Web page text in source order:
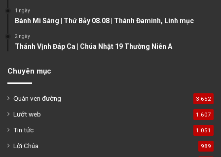
1 ngày
Bánh Mì Sáng | Thứ Bảy 08.08 | Thánh Đaminh, Linh mục
2 ngày
Thánh Vịnh Đáp Ca | Chúa Nhật 19 Thường Niên A
Chuyên mục
Quán ven đường 3.652
Lướt web 1.607
Tin tức 1.051
Lời Chúa 989